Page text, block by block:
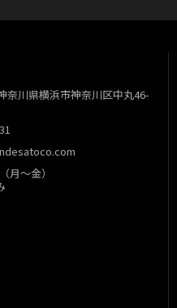
奈川県横浜市神奈川区中丸46-
月～金）